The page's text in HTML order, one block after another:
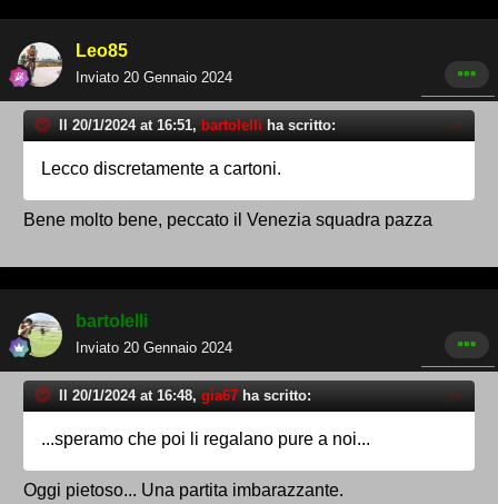
Leo85
Inviato 20 Gennaio 2024
Il 20/1/2024 at 16:51, bartolelli ha scritto:
Lecco discretamente a cartoni.
Bene molto bene, peccato il Venezia squadra pazza
bartolelli
Inviato 20 Gennaio 2024
Il 20/1/2024 at 16:48, gia67 ha scritto:
...speramo che poi li regalano pure a noi...
Oggi pietoso... Una partita imbarazzante.